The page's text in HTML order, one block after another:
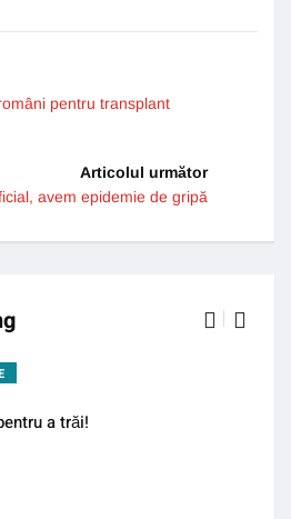
pentru transplant
Articolul următor
avem epidemie de gripă
a trăi!